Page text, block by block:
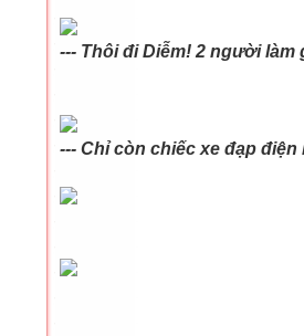
--- Thôi đi Diễm! 2 người làm
--- Chỉ còn chiếc xe đạp